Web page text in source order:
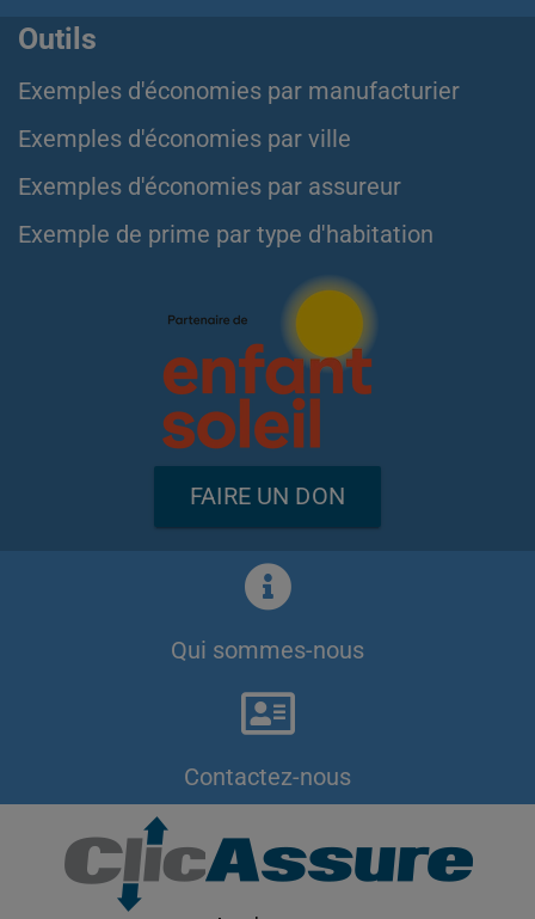
Outils
Exemples d'économies par manufacturier
Exemples d'économies par ville
Exemples d'économies par assureur
Exemple de prime par type d'habitation
FAIRE UN DON
Qui sommes-nous
Contactez-nous